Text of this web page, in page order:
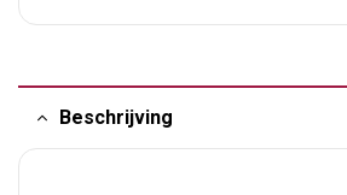
Beschrijving